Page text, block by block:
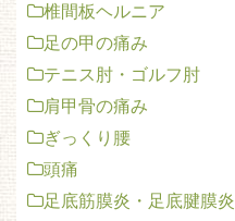
椎間板ヘルニア
足の甲の痛み
テニス肘・ゴルフ肘
肩甲骨の痛み
ぎっくり腰
頭痛
足底筋膜炎・足底腱膜炎